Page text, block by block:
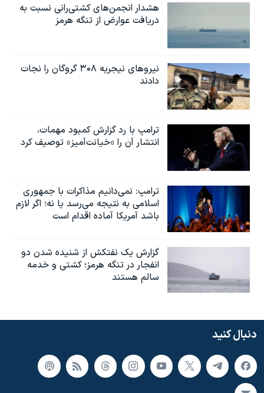
هشدار انجمن‌های کشتی‌رانی نسبت به
دریافت عوارض از تنگه هرمز
نیروهای نیجریه‌ ۳۰۸ گروگان را نجات
دادند
ترامپ با رد گزارش کمبود مهمات،
انتشار آن را «خیانت‌آمیز» توصیف کرد
ترامپ: نمی‌دانیم مذاکرات با جمهوری
اسلامی به نتیجه می‌رسد یا نه؛ اگر لازم
باشد آمریکا آماده اقدام است
گزارش یک نفتکش از شنیده شدن دو
انفجار در تنگه هرمز؛ کشتی و خدمه
سالم هستند
دنبال کنید